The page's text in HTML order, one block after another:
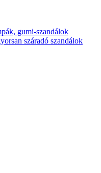
gumi-szandálok
száradó szandálok